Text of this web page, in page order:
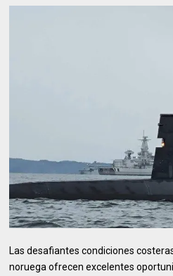
Las desafiantes condiciones
noruega ofrecen excelentes